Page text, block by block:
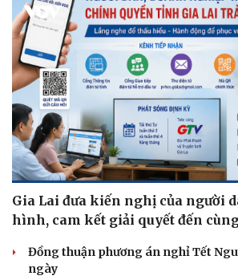
Gia Lai đưa kiến nghị của người
hình, cam kết giải quyết đến
Đồng thuận phương án nghỉ Tết
ngày